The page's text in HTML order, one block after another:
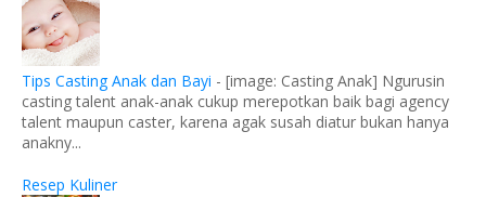
Tips Casting Anak dan Bayi - [image: Casting Anak] Ngurusin
casting talent anak-anak cukup merepotkan baik bagi agency
talent maupun caster, karena agak susah diatur bukan hanya
anakny...
Resep Kuliner